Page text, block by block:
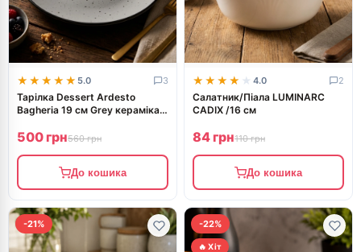
★★★★★
★★★★★ 5.0 3
Тарілка Dessert Ardesto
Bagheria 19 см Grey кераміка
500 грн560 грн
До кошика
★★★★★
★★★★★ 4.0 2
Салатник/Піала LUMINARC
CADIX /16 см
84 грн110 грн
До кошика
-21% -22%
🔥 Хіт